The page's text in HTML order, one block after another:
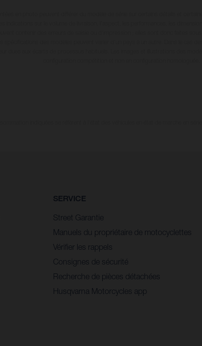
SERVICE
Street Garantie
Manuels du propriétaire de motocyclettes
Vérifier les rappels
Consignes de sécurité
Recherche de pièces détachées
Husqvarna Motorcycles app